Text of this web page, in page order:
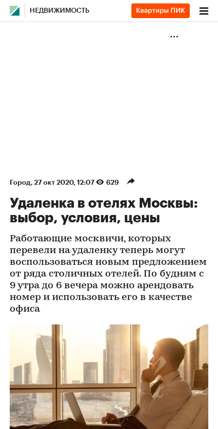
НЕДВИЖИМОСТЬ
Город⁠, 27 окт 2020, 12:07 629
Удаленка в отелях Москвы:
выбор, условия, цены
Работающие москвичи, которых
перевели на удаленку теперь могут
воспользоваться новым предложением
от ряда столичных отелей. По будням с
9 утра до 6 вечера можно арендовать
номер и использовать его в качестве
офиса